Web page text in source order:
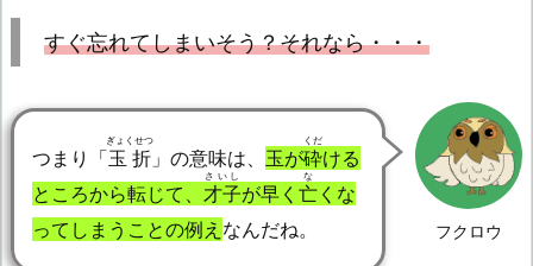
すぐ忘れてしまいそう？それなら・・・
フクロウ
つまり「玉折
ぎょくせつ
」の意味は、 玉が砕
くだ
ける
ところから転じて、 才子
さいし
が早く 亡
な
くな
ってしまうことの例え なんだね。